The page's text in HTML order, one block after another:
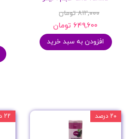
۸۱۲,۰۰۰ تومان
۶۴۹,۶۰۰ تومان
افزودن به سبد خرید
۲۰ درصد ۲۲ درصد